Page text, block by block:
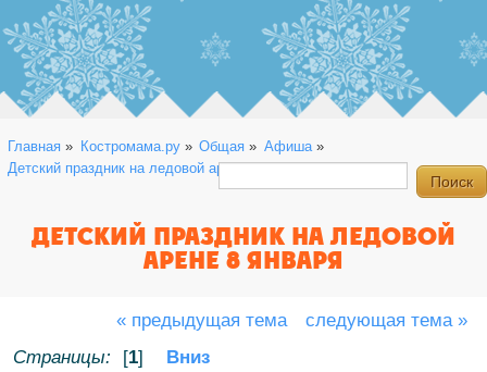
Главная » Костромама.ру» Общая » Афиша»
Детский праздник на ледовой арене 8 января
ДЕТСКИЙ ПРАЗДНИК НА ЛЕДОВОЙ
АРЕНЕ 8 ЯНВАРЯ
« предыдущая тема
следующая тема »
Страницы:
[1] Вниз